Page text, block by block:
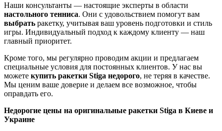
Наши консультанты — настоящие эксперты в области
настольного тенниса. Они с удовольствием помогут вам
выбрать ракетку, учитывая ваш уровень подготовки и стиль
игры. Индивидуальный подход к каждому клиенту — наш
главный приоритет.
Кроме того, мы регулярно проводим акции и предлагаем
специальные условия для постоянных клиентов. У нас вы
можете купить ракетки Stiga недорого, не теряя в качестве.
Мы ценим ваше доверие и делаем все возможное, чтобы
оправдать его.
Недорогие цены на оригинальные ракетки Stiga в Киеве и
Украине